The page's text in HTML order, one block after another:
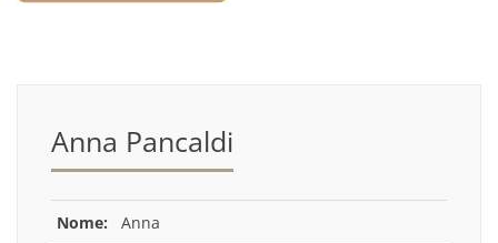
Anna Pancaldi
Nome: Anna